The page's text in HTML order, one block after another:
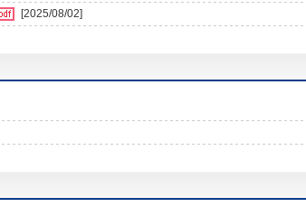
[2025/08/02]